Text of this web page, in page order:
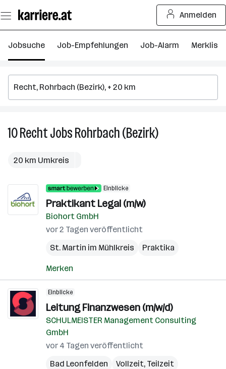
Seiteninhalt
springen
Anmelden
Jobsuche Job-Empfehlungen Job-Alarm Merkliste
10RechtJobsRohrbach (Bezirk)10
20 km Umkreis
Einblicke
Praktikant Legal (m/w)
Biohort GmbH
vor 2 Tagen veröffentlicht
St. Martin im Mühlkreis
Praktika
Merken
Einblicke
Leitung Finanzwesen (m/w/d)
SCHULMEISTER Management Consulting
GmbH
vor 4 Tagen veröffentlicht
Bad Leonfelden
Vollzeit, Teilzeit